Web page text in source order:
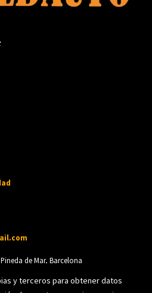
de Mar, Barcelona
y terceros para obtener datos